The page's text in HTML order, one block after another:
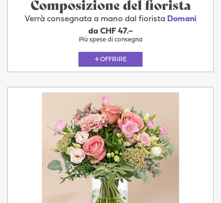
Composizione del fiorista
Verrà consegnata a mano dal fiorista Domani
da CHF 47.–
Più spese di consegna
OFFRIRE